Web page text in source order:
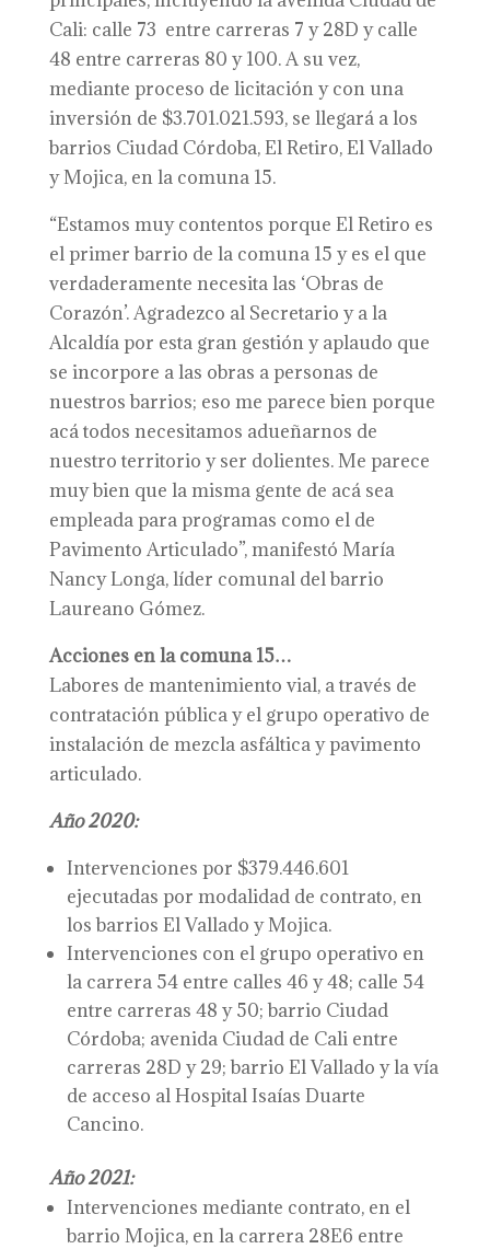
Cali: calle 73 entre carreras 7 y 28D y calle
48 entre carreras 80 y 100. A su vez,
mediante proceso de licitación y con una
inversión de $3.701.021.593, se llegará a los
barrios Ciudad Córdoba, El Retiro, El Vallado
y Mojica, en la comuna 15.
“Estamos muy contentos porque El Retiro es
el primer barrio de la comuna 15 y es el que
verdaderamente necesita las ‘Obras de
Corazón’. Agradezco al Secretario y a la
Alcaldía por esta gran gestión y aplaudo que
se incorpore a las obras a personas de
nuestros barrios; eso me parece bien porque
acá todos necesitamos adueñarnos de
nuestro territorio y ser dolientes. Me parece
muy bien que la misma gente de acá sea
empleada para programas como el de
Pavimento Articulado”, manifestó María
Nancy Longa, líder comunal del barrio
Laureano Gómez.
Acciones en la comuna 15…
Labores de mantenimiento vial, a través de
contratación pública y el grupo operativo de
instalación de mezcla asfáltica y pavimento
articulado.
Año 2020:
Intervenciones por $379.446.601
ejecutadas por modalidad de contrato, en
los barrios El Vallado y Mojica.
Intervenciones con el grupo operativo en
la carrera 54 entre calles 46 y 48; calle 54
entre carreras 48 y 50; barrio Ciudad
Córdoba; avenida Ciudad de Cali entre
carreras 28D y 29; barrio El Vallado y la vía
de acceso al Hospital Isaías Duarte
Cancino.
Año 2021:
Intervenciones mediante contrato, en el
barrio Mojica, en la carrera 28E6 entre